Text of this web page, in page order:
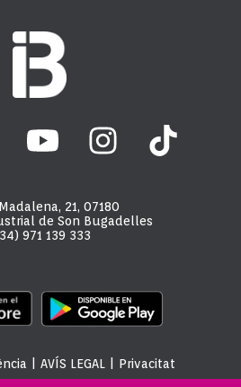
21, 07180
de Son Bugadelles
971 139 333
AVÍS LEGAL Privacitat